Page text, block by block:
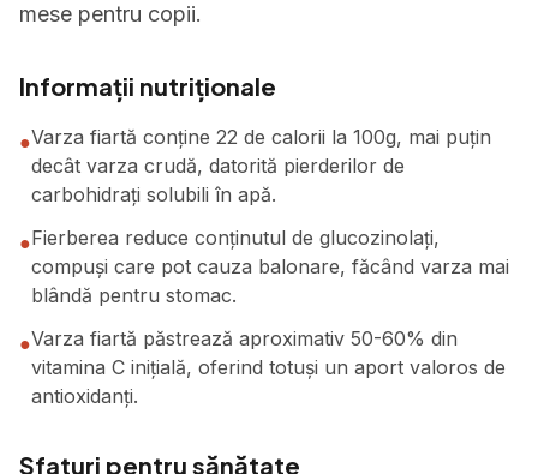
mese pentru copii.
Informații nutriționale
●Varza fiartă conține 22 de calorii la 100g, mai puțin
decât varza crudă, datorită pierderilor de
carbohidrați solubili în apă.
●Fierberea reduce conținutul de glucozinolați,
compuși care pot cauza balonare, făcând varza mai
blândă pentru stomac.
●Varza fiartă păstrează aproximativ 50-60% din
vitamina C inițială, oferind totuși un aport valoros de
antioxidanți.
Sfaturi pentru sănătate